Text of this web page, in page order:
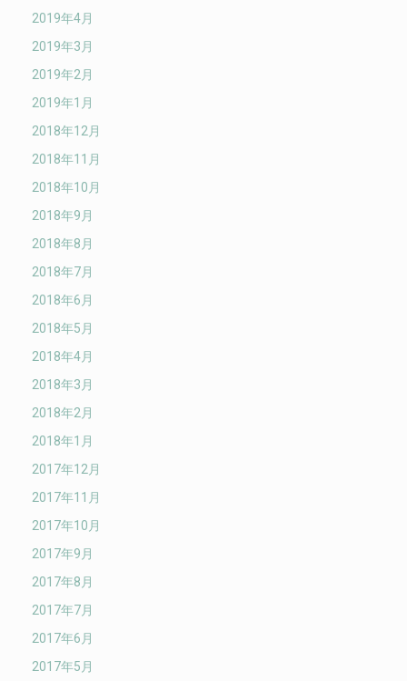
2019年4月
2019年3月
2019年2月
2019年1月
2018年12月
2018年11月
2018年10月
2018年9月
2018年8月
2018年7月
2018年6月
2018年5月
2018年4月
2018年3月
2018年2月
2018年1月
2017年12月
2017年11月
2017年10月
2017年9月
2017年8月
2017年7月
2017年6月
2017年5月